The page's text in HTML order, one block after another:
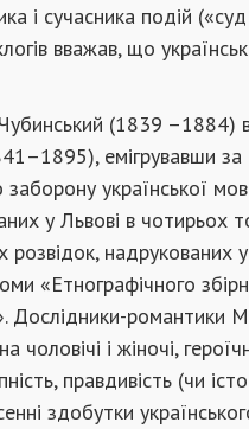
і сучасника подій
вважав, що
(1839 –1884)
емігрувавши
української
у Львові в чотирьох
розвідок,
«Етнографічного
Дослідники-
чоловічі і жіночі,
правдивість (чи
здобутки